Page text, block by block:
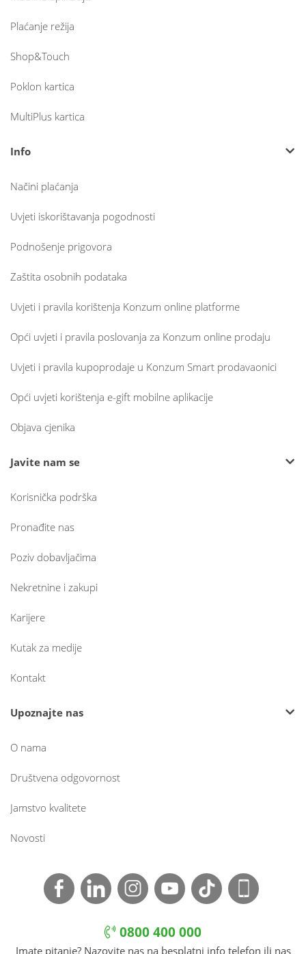
Plaćanje režija
Shop&Touch
Poklon kartica
MultiPlus kartica
Info
Načini plaćanja
Uvjeti iskorištavanja pogodnosti
Podnošenje prigovora
Zaštita osobnih podataka
Uvjeti i pravila korištenja Konzum online platforme
Opći uvjeti i pravila poslovanja za Konzum online prodaju
Uvjeti i pravila kupoprodaje u Konzum Smart prodavaonici
Opći uvjeti korištenja e-gift mobilne aplikacije
Objava cjenika
Javite nam se
Korisnička podrška
Pronađite nas
Poziv dobavljačima
Nekretnine i zakupi
Karijere
Kutak za medije
Kontakt
Upoznajte nas
O nama
Društvena odgovornost
Jamstvo kvalitete
Novosti
0800 400 000
Imate pitanje? Nazovite nas na besplatni info telefon ili nas